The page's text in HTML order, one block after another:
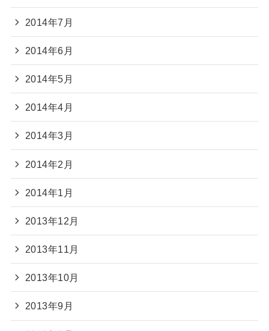
2014年7月
2014年6月
2014年5月
2014年4月
2014年3月
2014年2月
2014年1月
2013年12月
2013年11月
2013年10月
2013年9月